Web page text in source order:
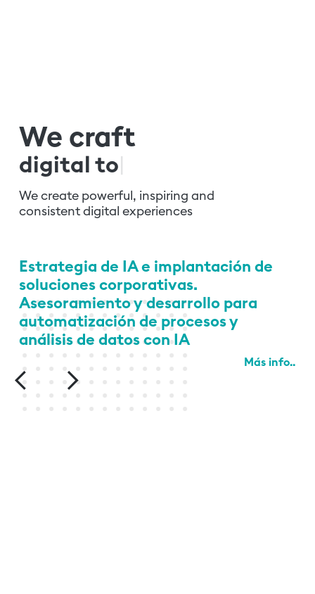
We craft
digi|
We create powerful, inspiring and
consistent digital experiences
Estrategia de IA e implantación de
soluciones corporativas.
Asesoramiento y desarrollo para
automatización de procesos y
análisis de datos con IA
Más info..